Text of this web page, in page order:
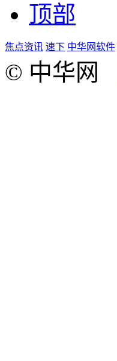
顶部
焦点资讯 速下 中华网软件
© 中华网